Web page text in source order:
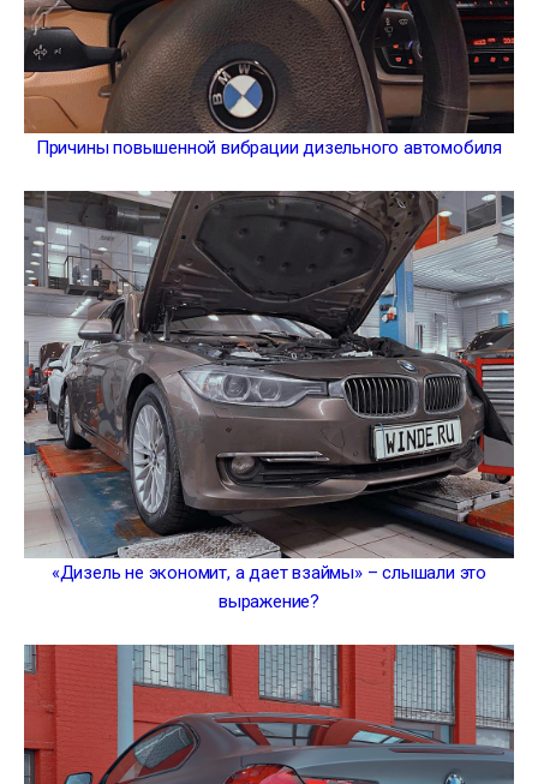
Причины повышенной вибрации дизельного автомобиля
«Дизель не экономит, а дает взаймы» – слышали это
выражение?